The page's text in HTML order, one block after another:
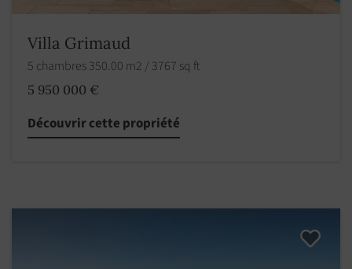
Villa Grimaud
5 chambres 350.00 m2 / 3767 sq ft
5 950 000 €
Découvrir cette propriété